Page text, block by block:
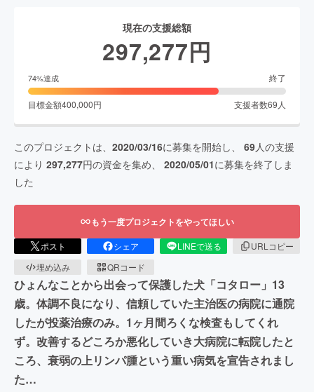
現在の支援総額
297,277円
74%達成 終了
目標金額400,000円 支援者数69人
このプロジェクトは、 2020/03/16に募集を開始し、 69人の支援
により 297,277円の資金を集め、 2020/05/01に募集を終了しま
した
もう一度プロジェクトをやってほしい
ポスト シェア LINEで送る
URLコピー
埋め込み
QRコード
ひょんなことから出会って保護した犬「コタロー」13
歳。体調不良になり、信頼していた主治医の病院に通院
したが投薬治療のみ。1ヶ月間ろくな検査もしてくれ
ず。改善するどころか悪化していき大病院に転院したと
ころ、衰弱の上リンパ腫という重い病気を宣告されまし
た…